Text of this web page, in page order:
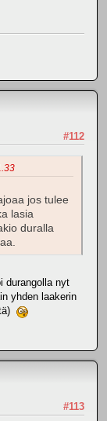
#112
jos tulee
lasia
duralla
durangolla nyt
yhden laakerin
#113